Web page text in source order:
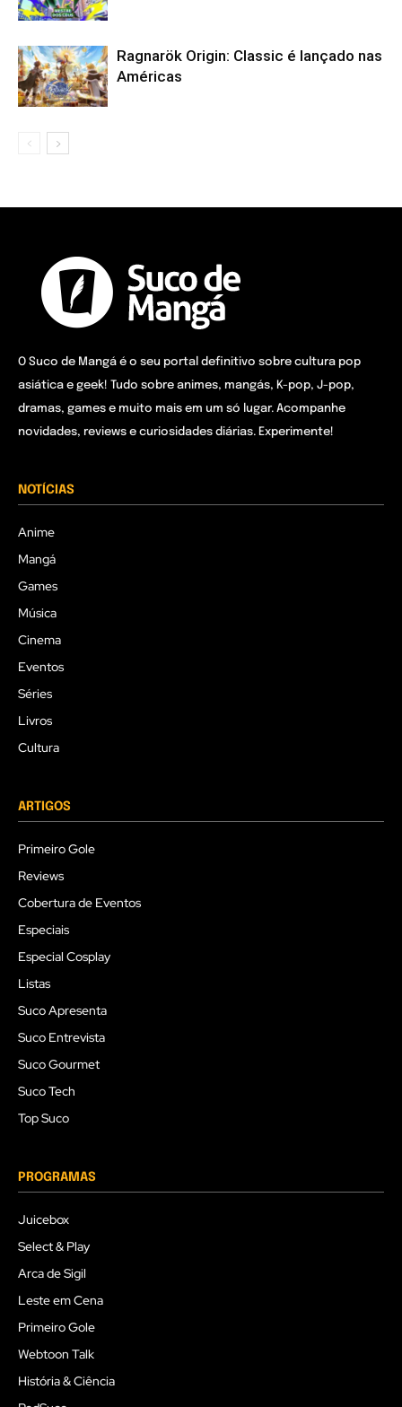
Ragnarök Origin: Classic é lançado nas
Américas
O Suco de Mangá é o seu portal definitivo sobre cultura pop
asiática e geek! Tudo sobre animes, mangás, K-pop, J-pop,
dramas, games e muito mais em um só lugar. Acompanhe
novidades, reviews e curiosidades diárias. Experimente!
NOTÍCIAS
Anime
Mangá
Games
Música
Cinema
Eventos
Séries
Livros
Cultura
ARTIGOS
Primeiro Gole
Reviews
Cobertura de Eventos
Especiais
Especial Cosplay
Listas
Suco Apresenta
Suco Entrevista
Suco Gourmet
Suco Tech
Top Suco
PROGRAMAS
Juicebox
Select & Play
Arca de Sigil
Leste em Cena
Primeiro Gole
Webtoon Talk
História & Ciência